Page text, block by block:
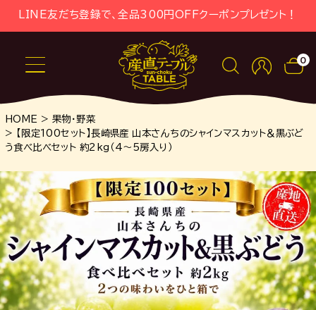
LINE友だち登録で、全品300円OFFクーポンプレゼント！
0
HOME
果物・野菜
【限定100セット】長崎県産 山本さんちのシャインマスカット＆黒ぶど
う食べ比べセット 約2kg（4～5房入り）